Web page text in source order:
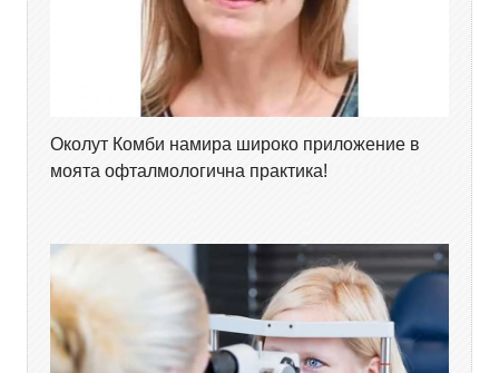
Околут Комби намира широко приложение в
моята офталмологична практика!